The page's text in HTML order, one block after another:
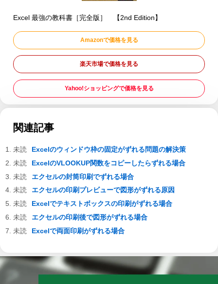
Excel 最強の教科書［完全版］ 【2nd Edition】
Amazonで価格を見る
楽天市場で価格を見る
Yahoo!ショッピングで価格を見る
関連記事
Excelのウィンドウ枠の固定がずれる問題の解決策
ExcelのVLOOKUP関数をコピーしたらずれる場合
エクセルの封筒印刷でずれる場合
エクセルの印刷プレビューで図形がずれる原因
Excelでテキストボックスの印刷がずれる場合
エクセルの印刷後で図形がずれる場合
Excelで両面印刷がずれる場合